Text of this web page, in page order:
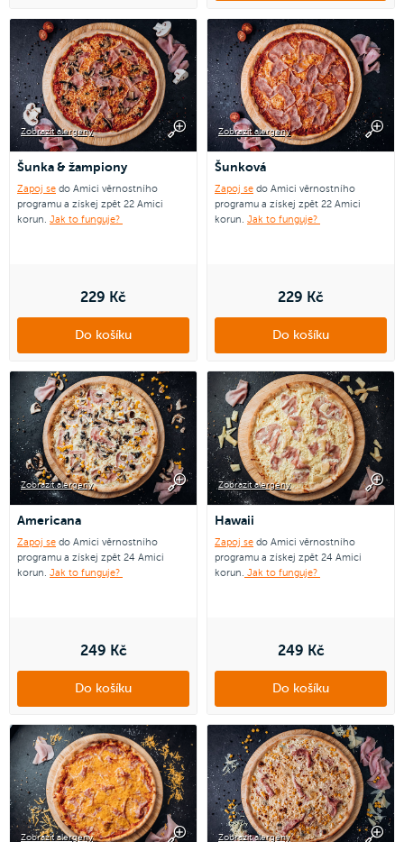
Zobrazit alergeny
Šunka & žampiony
Zapoj se do Amici věrnostního
programu a získej zpět 22 Amici
korun. Jak to funguje?
229 Kč
Do košíku
Zobrazit alergeny
Šunková
Zapoj se do Amici věrnostního
programu a získej zpět 22 Amici
korun. Jak to funguje?
229 Kč
Do košíku
Zobrazit alergeny
Americana
Zapoj se do Amici věrnostního
programu a získej zpět 24 Amici
korun. Jak to funguje?
249 Kč
Do košíku
Zobrazit alergeny
Hawaii
Zapoj se do Amici věrnostního
programu a získej zpět 24 Amici
korun. Jak to funguje?
249 Kč
Do košíku
Zobrazit alergeny Zobrazit alergeny